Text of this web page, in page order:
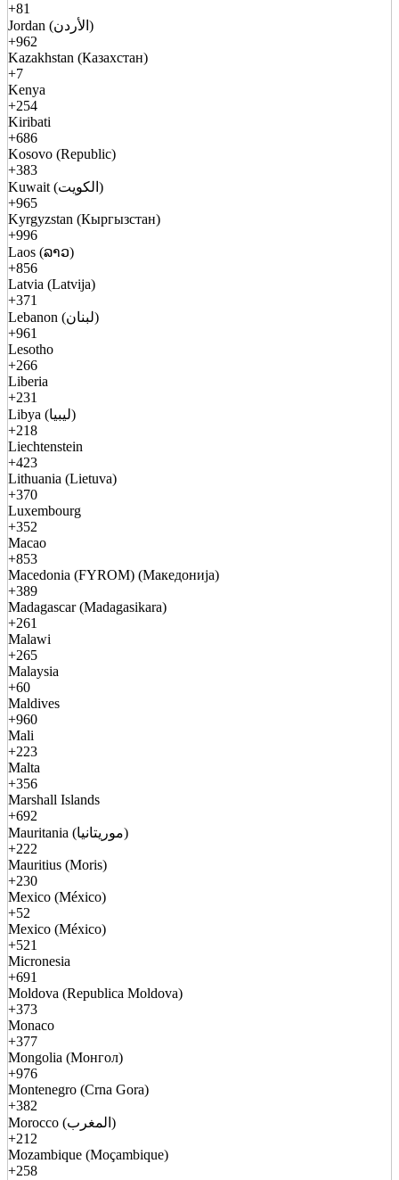
+81
Jordan (الأردن)
+962
Kazakhstan (Казахстан)
+7
Kenya
+254
Kiribati
+686
Kosovo (Republic)
+383
Kuwait (الكويت)
+965
Kyrgyzstan (Кыргызстан)
+996
Laos (ລາວ)
+856
Latvia (Latvija)
+371
Lebanon (لبنان)
+961
Lesotho
+266
Liberia
+231
Libya (ليبيا)
+218
Liechtenstein
+423
Lithuania (Lietuva)
+370
Luxembourg
+352
Macao
+853
Macedonia (FYROM) (Македонија)
+389
Madagascar (Madagasikara)
+261
Malawi
+265
Malaysia
+60
Maldives
+960
Mali
+223
Malta
+356
Marshall Islands
+692
Mauritania (موريتانيا)
+222
Mauritius (Moris)
+230
Mexico (México)
+52
Mexico (México)
+521
Micronesia
+691
Moldova (Republica Moldova)
+373
Monaco
+377
Mongolia (Монгол)
+976
Montenegro (Crna Gora)
+382
Morocco (المغرب)
+212
Mozambique (Moçambique)
+258